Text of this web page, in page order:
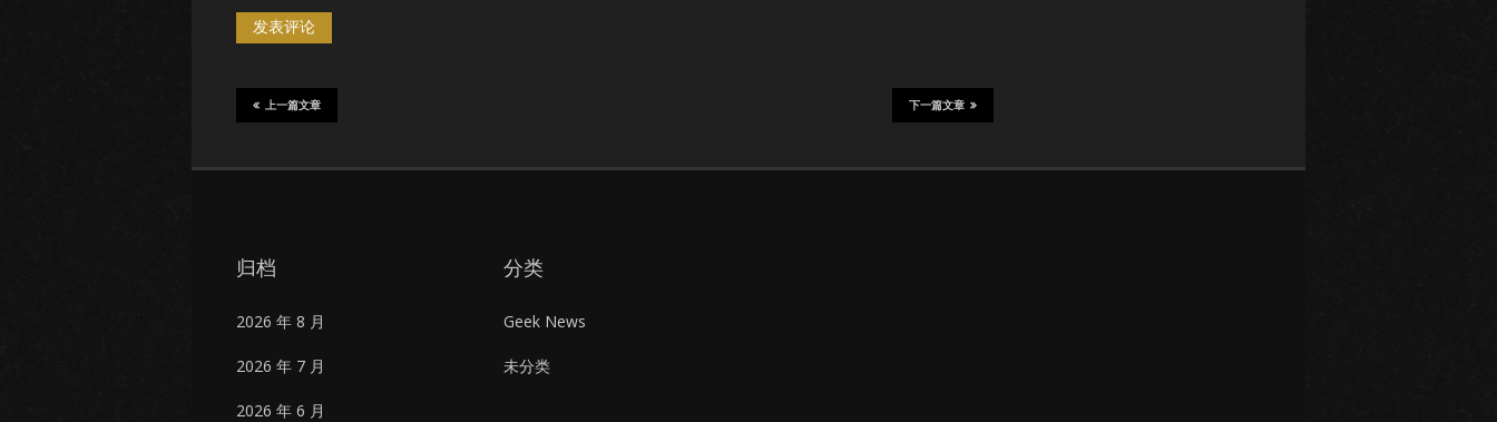
下一篇文章
上一篇文章
归档
2026 年 8 月
2026 年 7 月
2026 年 6 月
分类
Geek News
未分类